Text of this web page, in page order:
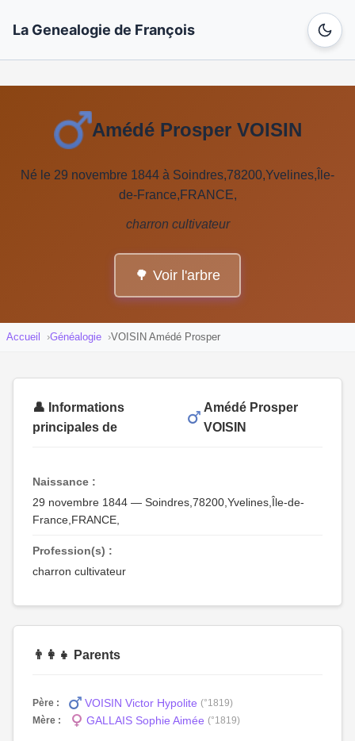
La Genealogie de François
Amédé Prosper VOISIN
Né le 29 novembre 1844 à Soindres,78200,Yvelines,Île-
de-France,FRANCE,
charron cultivateur
🌳 Voir l'arbre
Accueil Généalogie VOISIN Amédé Prosper
👤 Informations
principales de
Amédé Prosper
VOISIN
Naissance :
29 novembre 1844 — Soindres,78200,Yvelines,Île-de-
France,FRANCE,
Profession(s) :
charron cultivateur
👨‍👩‍👧 Parents
Père : VOISIN Victor Hypolite (°1819)
Mère :
GALLAIS Sophie Aimée (°1819)